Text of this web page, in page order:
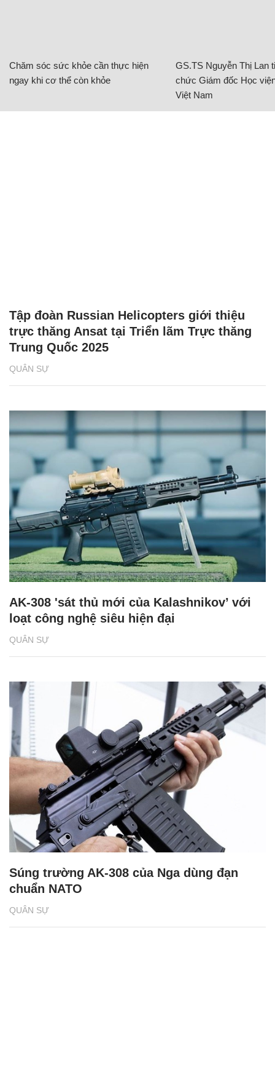
Chăm sóc sức khỏe cần thực hiện
ngay khi cơ thể còn khỏe
GS.TS Nguyễn Thị Lan
chức Giám đốc Học
Việt Nam
QUÂN SỰ
Tập đoàn Russian Helicopters giới thiệu
trực thăng Ansat tại Triển lãm Trực thăng
Trung Quốc 2025
QUÂN SỰ
AK-308 'sát thủ mới của Kalashnikov’ với
loạt công nghệ siêu hiện đại
QUÂN SỰ
Súng trường AK-308 của Nga dùng đạn
chuẩn NATO